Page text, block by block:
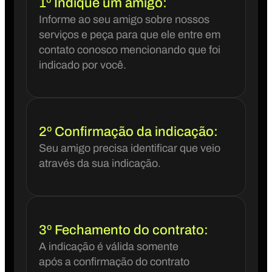
1º Indique um amigo:
Informe ao seu amigo sobre nossos
serviços e peça para que ele entre em
contato conosco mencionando que foi
indicado por você.
2º Confirmação da indicação:
Seu amigo precisa identificar que veio
através da sua indicação.
3º Fechamento do contrato:
A indicação é válida somente
após a confirmação do contrato